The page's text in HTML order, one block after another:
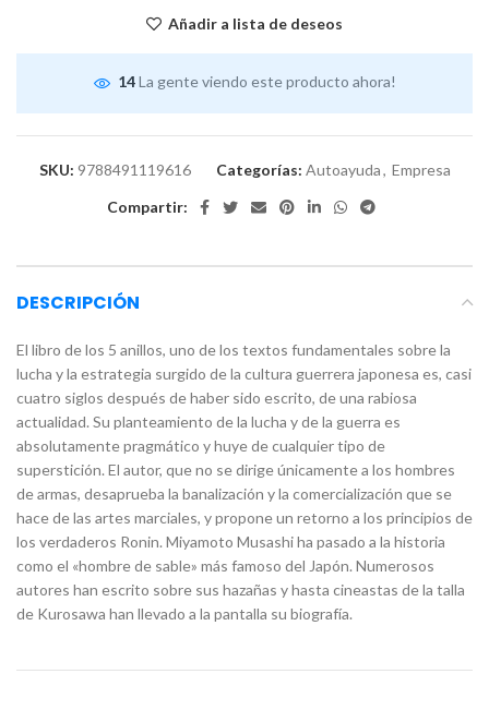
Añadir a lista de deseos
14 La gente viendo este producto ahora!
SKU: 9788491119616 Categorías: Autoayuda, Empresa
Compartir:
DESCRIPCIÓN
El libro de los 5 anillos, uno de los textos fundamentales sobre la
lucha y la estrategia surgido de la cultura guerrera japonesa es, casi
cuatro siglos después de haber sido escrito, de una rabiosa
actualidad. Su planteamiento de la lucha y de la guerra es
absolutamente pragmático y huye de cualquier tipo de
superstición. El autor, que no se dirige únicamente a los hombres
de armas, desaprueba la banalización y la comercialización que se
hace de las artes marciales, y propone un retorno a los principios de
los verdaderos Ronin. Miyamoto Musashi ha pasado a la historia
como el «hombre de sable» más famoso del Japón. Numerosos
autores han escrito sobre sus hazañas y hasta cineastas de la talla
de Kurosawa han llevado a la pantalla su biografía.